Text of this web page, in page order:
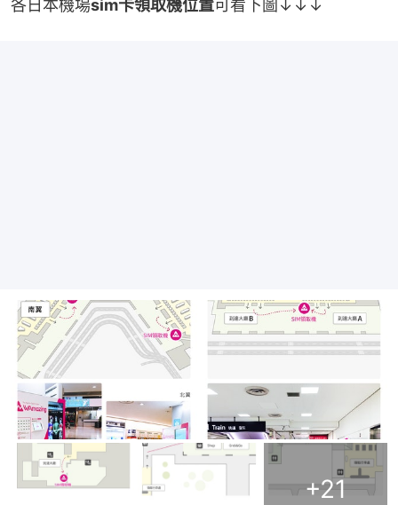
各日本機場sim卡領取機位置可看下圖↓↓↓
+21